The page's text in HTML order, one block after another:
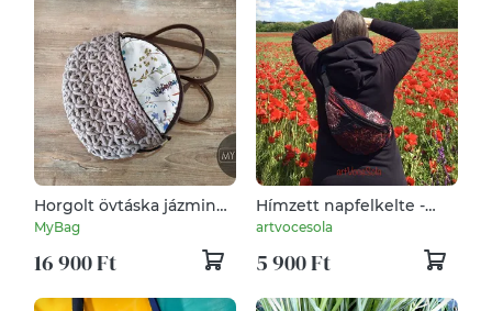
Horgolt övtáska jázmin
mintával - CAPUCCINO
MyBag
16 900 Ft
Hímzett napfelkelte -
nagy XL Övtáska
artvocesola
5 900 Ft